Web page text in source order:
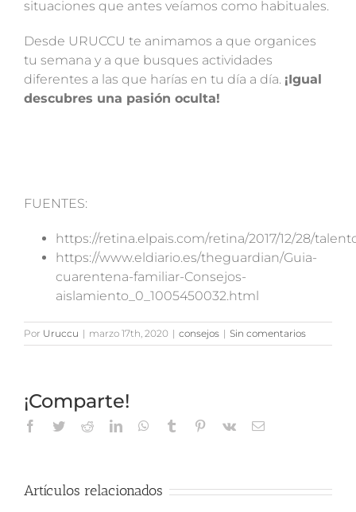
situaciones que antes veíamos como habituales.
Desde URUCCU te animamos a que organices
tu semana y a que busques actividades
diferentes a las que harías en tu día a día. ¡Igual
descubres una pasión oculta!
FUENTES:
https://retina.elpais.com/retina/2017/12/28/
https://www.eldiario.es/theguardian/Guia-
cuarentena-familiar-Consejos-
aislamiento_0_1005450032.html
Por Uruccu | marzo 17th, 2020 | consejos | Sin comentarios
¡Comparte!
Facebook
TwitterRedditLinkedInWhatsApp
Tumblr Pinterest
Vk
Correo
Artículos relacionados